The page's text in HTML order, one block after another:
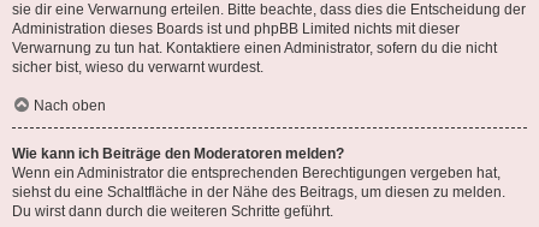
sie dir eine Verwarnung erteilen. Bitte beachte, dass dies die Entscheidung der
Administration dieses Boards ist und phpBB Limited nichts mit dieser
Verwarnung zu tun hat. Kontaktiere einen Administrator, sofern du die nicht
sicher bist, wieso du verwarnt wurdest.
Nach oben
Wie kann ich Beiträge den Moderatoren melden?
Wenn ein Administrator die entsprechenden Berechtigungen vergeben hat,
siehst du eine Schaltfläche in der Nähe des Beitrags, um diesen zu melden.
Du wirst dann durch die weiteren Schritte geführt.